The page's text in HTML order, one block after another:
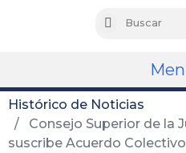
Buscar
Histórico de Noticias
Consejo Superior de la
suscribe Acuerdo